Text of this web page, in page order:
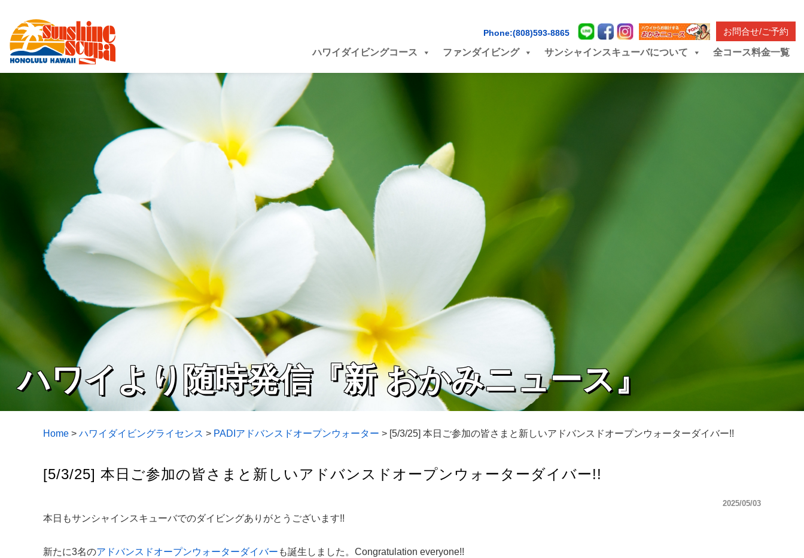
Phone:(808)593-8865 お問合せ/ご予約
ハワイダイビングコース ファンダイビング サンシャインスキューバについて 全コース料金一覧
ハワイより随時発信『新 おかみニュース』
Home > ハワイダイビングライセンス > PADIアドバンスドオープンウォーター > [5/3/25] 本日ご参加の皆さまと新しいアドバンスドオープンウォーターダイバー!!
[5/3/25] 本日ご参加の皆さまと新しいアドバンスドオープンウォーターダイバー!!
2025/05/03
本日もサンシャインスキューバでのダイビングありがとうございます!!
新たに3名のアドバンスドオープンウォーターダイバー も誕生しました。Congratulation everyone!!